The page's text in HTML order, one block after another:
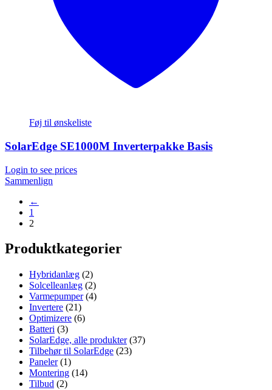
Føj til ønskeliste
SolarEdge SE1000M Inverterpakke Basis
Login to see prices
Sammenlign
←
1
2
Produktkategorier
Hybridanlæg (2)
Solcelleanlæg (2)
Varmepumper (4)
Invertere (21)
Optimizere (6)
Batteri (3)
SolarEdge, alle produkter (37)
Tilbehør til SolarEdge (23)
Paneler (1)
Montering (14)
Tilbud (2)